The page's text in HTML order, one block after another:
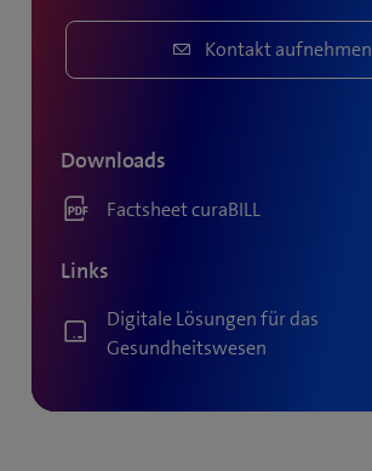
Kontakt aufnehmen
Downloads
Factsheet curaBILL
Links
Digitale Lösungen für das
Gesundheitswesen